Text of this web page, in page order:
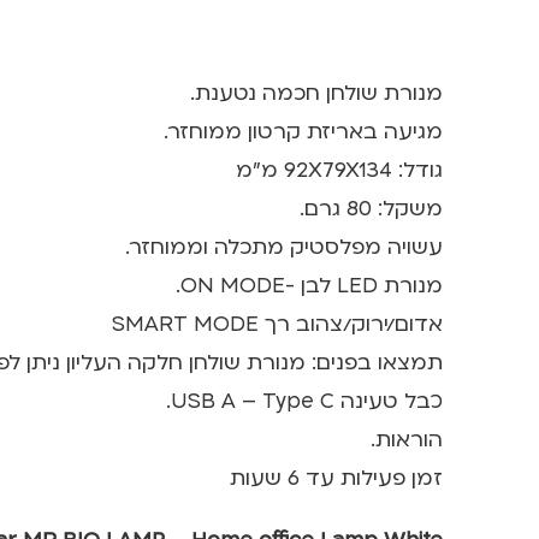
מנורת שולחן חכמה נטענת.
מגיעה באריזת קרטון ממוחזר.
גודל: 92X79X134 מ"מ
משקל: 80 גרם.
עשויה מפלסטיק מתכלה וממוחזר.
מנורת LED לבן -ON MODE.
אדום/ירוק/צהוב רך SMART MODE
תמצאו בפנים: מנורת שולחן חלקה העליון ניתן
כבל טעינה USB A – Type C.
הוראות.
זמן פעילות עד 6 שעות